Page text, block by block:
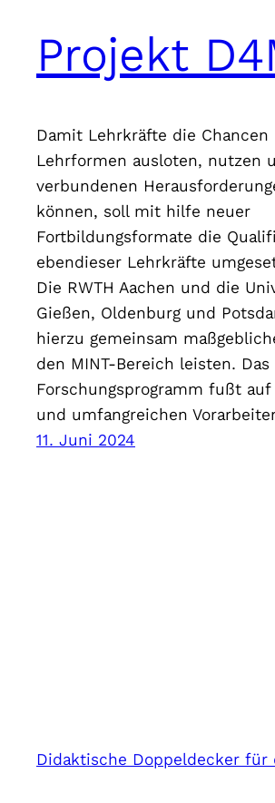
Projekt
Damit Lehrkräfte die
Lehrformen ausloten, nutzen
verbundenen
können, soll mit hilfe neuer
Fortbildungsformate die
ebendieser Lehrkräfte
Die RWTH Aachen und die
Gießen, Oldenburg und
hierzu gemeinsam
den MINT-Bereich leisten.
Forschungsprogramm fußt
und umfangreichen
11. Juni 2024
Didaktische Doppeldecker für